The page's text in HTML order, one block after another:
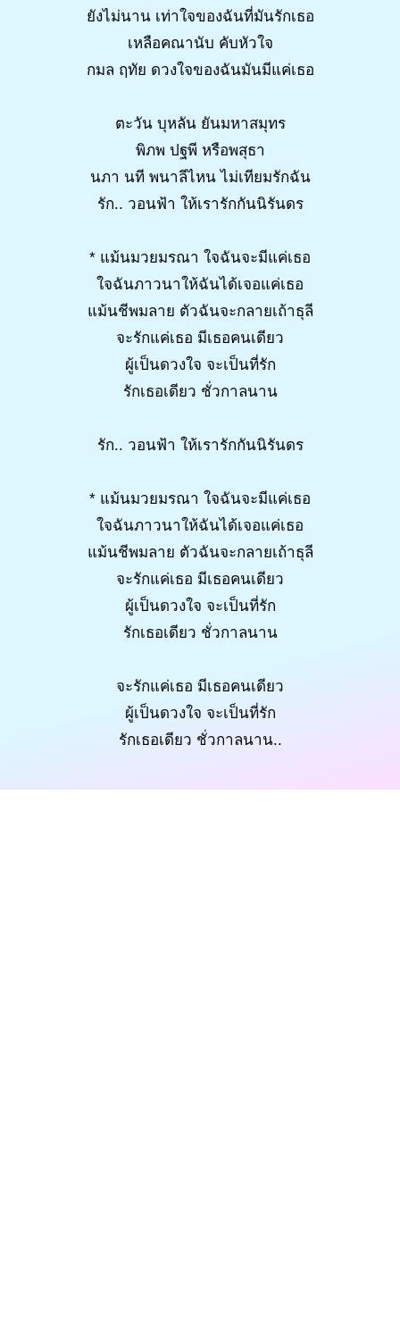
ยังไม่นาน เท่าใจของฉันที่มันรักเธอ
เหลือคณานับ คับหัวใจ
กมล ฤทัย ดวงใจของฉันมันมีแค่เธอ
ตะวัน บุหลัน ยันมหาสมุทร
พิภพ ปฐพี หรือพสุธา
นภา นที พนาลีไหน ไม่เทียมรักฉัน
รัก.. วอนฟ้า ให้เรารักกันนิรันดร
* แม้นมวยมรณา ใจฉันจะมีแค่เธอ
ใจฉันภาวนาให้ฉันได้เจอแค่เธอ
แม้นชีพมลาย ตัวฉันจะกลายเถ้าธุลี
จะรักแค่เธอ มีเธอคนเดียว
ผู้เป็นดวงใจ จะเป็นที่รัก
รักเธอเดียว ชั่วกาลนาน
รัก.. วอนฟ้า ให้เรารักกันนิรันดร
* แม้นมวยมรณา ใจฉันจะมีแค่เธอ
ใจฉันภาวนาให้ฉันได้เจอแค่เธอ
แม้นชีพมลาย ตัวฉันจะกลายเถ้าธุลี
จะรักแค่เธอ มีเธอคนเดียว
ผู้เป็นดวงใจ จะเป็นที่รัก
รักเธอเดียว ชั่วกาลนาน
จะรักแค่เธอ มีเธอคนเดียว
ผู้เป็นดวงใจ จะเป็นที่รัก
รักเธอเดียว ชั่วกาลนาน..